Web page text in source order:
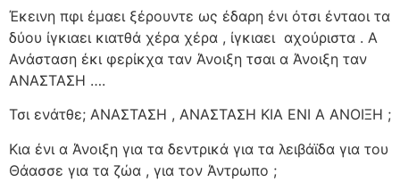
Έκεινη πφι έμαει ξέρουντε ως έδαρη ένι ότσι ένταοι τα
δύου ίγκιαει κιατθά χέρα χέρα , ίγκιαει αχούριστα . Α
Ανάσταση έκι φερίκχα ταν Άνοιξη τσαι α Άνοιξη ταν
ΑΝΑΣΤΑΣΗ ….
Τσι ενάτθε; ΑΝΑΣΤΑΣΗ , ΑΝΑΣΤΑΣΗ ΚΙΑ ΕΝΙ Α ΑΝΟΙΞΗ ;
Κια ένι α Άνοιξη για τα δεντρικά για τα λειβάϊδα για του
Θάασσε για τα ζώα , για τον Άντρωπο ;